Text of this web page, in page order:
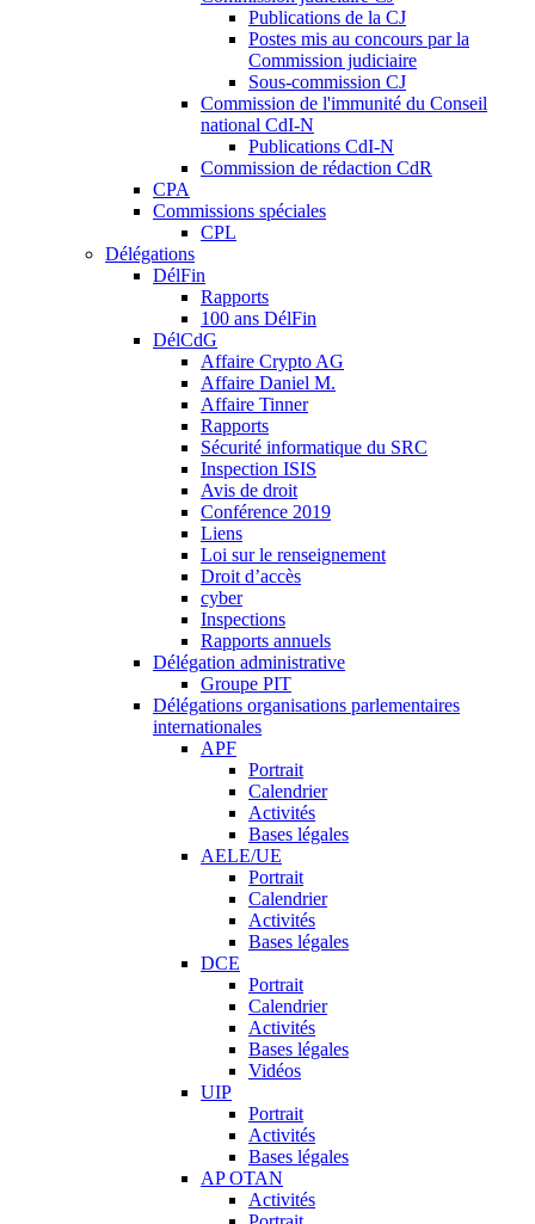
Publications de la CJ
Postes mis au concours par la
Commission judiciaire
Sous-commission CJ
Commission de l'immunité du Conseil
national CdI-N
Publications CdI-N
Commission de rédaction CdR
CPA
Commissions spéciales
CPL
Délégations
DélFin
Rapports
100 ans DélFin
DélCdG
Affaire Crypto AG
Affaire Daniel M.
Affaire Tinner
Rapports
Sécurité informatique du SRC
Inspection ISIS
Avis de droit
Conférence 2019
Liens
Loi sur le renseignement
Droit d’accès
cyber
Inspections
Rapports annuels
Délégation administrative
Groupe PIT
Délégations organisations parlementaires
internationales
APF
Portrait
Calendrier
Activités
Bases légales
AELE/UE
Portrait
Calendrier
Activités
Bases légales
DCE
Portrait
Calendrier
Activités
Bases légales
Vidéos
UIP
Portrait
Activités
Bases légales
AP OTAN
Activités